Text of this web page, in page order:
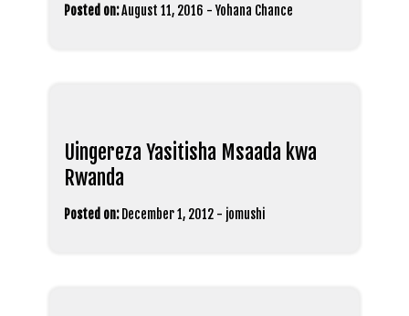
Posted on:August 11, 2016 -Yohana Chance
Uingereza Yasitisha Msaada kwa
Rwanda
Posted on: December 1, 2012 - jomushi